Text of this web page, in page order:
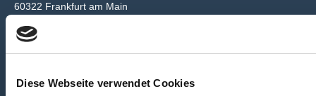
Diese Webseite verwendet Cookies
60322 Frankfurt am Main
+49 (0) 69 – 24 14 03 – 76